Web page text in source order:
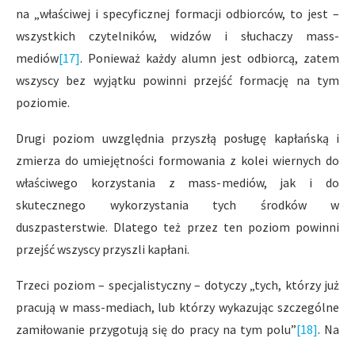
na „właściwej i specyficznej formacji odbiorców, to jest –
wszystkich czytelników, widzów i słuchaczy mass-
mediów[17]. Ponieważ każdy alumn jest odbiorcą, zatem
wszyscy bez wyjątku powinni przejść formację na tym
poziomie.
Drugi poziom uwzględnia przyszłą posługę kapłańską i
zmierza do umiejętności formowania z kolei wiernych do
właściwego korzystania z mass-mediów, jak i do
skutecznego wykorzystania tych środków w
duszpasterstwie. Dlatego też przez ten poziom powinni
przejść wszyscy przyszli kapłani.
Trzeci poziom – specjalistyczny – dotyczy „tych, którzy już
pracują w mass-mediach, lub którzy wykazując szczególne
zamiłowanie przygotują się do pracy na tym polu”[18]. Na